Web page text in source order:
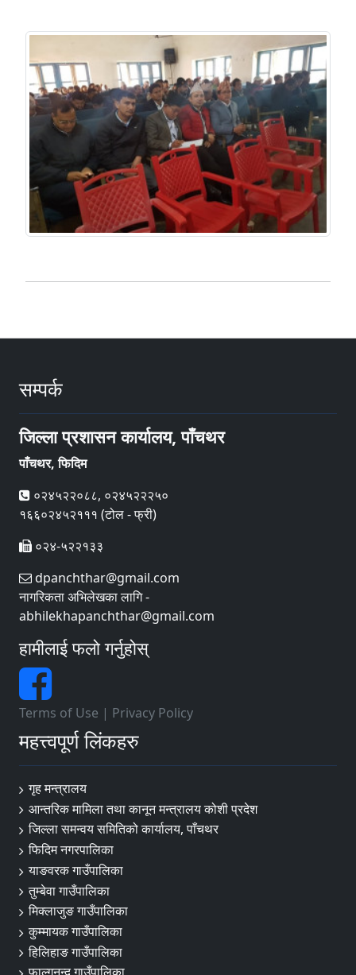
सम्पर्क
जिल्ला प्रशासन कार्यालय, पाँचथर
पाँचथर, फिदिम
०२४५२२०८८, ०२४५२२२५०
१६६०२४५२१११ (टोल - फ्री)
०२४-५२२१३३
dpanchthar@gmail.com
नागरिकता अभिलेखका लागि -
abhilekhapanchthar@gmail.com
हामीलाई फलो गर्नुहोस्
Terms of Use | Privacy Policy
महत्त्वपूर्ण लिंकहरु
गृह मन्त्रालय
आन्तरिक मामिला तथा कानून मन्त्रालय कोशी प्रदेश
जिल्ला समन्वय समितिको कार्यालय, पाँचथर
फिदिम नगरपालिका
याङवरक गाउँपालिका
तुम्बेवा गाउँपालिका
मिक्लाजुङ गाउँपालिका
कुम्मायक गाउँपालिका
हिलिहाङ गाउँपालिका